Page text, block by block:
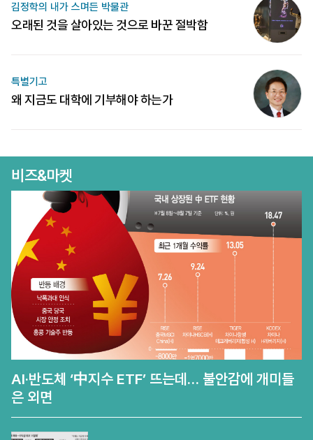
김정학의 내가 스며든 박물관
오래된 것을 살아있는 것으로 바꾼 절박함
특별기고
왜 지금도 대학에 기부해야 하는가
비즈&마켓
AI·반도체 ‘中지수 ETF’ 뜨는데… 불안감에 개미들
은 외면